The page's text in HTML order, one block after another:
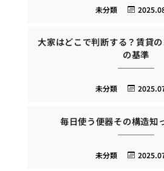
未分類
大家はどこで判断する？賃貸
の基準
未分類
毎日使う便器その構造知
未分類